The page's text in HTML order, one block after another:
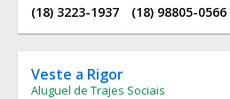
(18) 3223-1937 (18) 98805-0566
Veste a Rigor
Aluguel de Trajes Sociais